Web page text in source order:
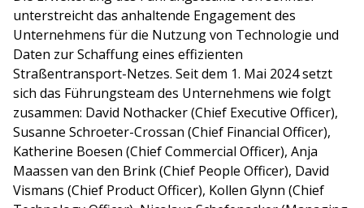
unterstreicht das anhaltende Engagement des
Unternehmens für die Nutzung von Technologie und
Daten zur Schaffung eines effizienten
Straßentransport-Netzes. Seit dem 1. Mai 2024 setzt
sich das Führungsteam des Unternehmens wie folgt
zusammen: David Nothacker (Chief Executive Officer),
Susanne Schroeter-Crossan (Chief Financial Officer),
Katherine Boesen (Chief Commercial Officer), Anja
Maassen van den Brink (Chief People Officer), David
Vismans (Chief Product Officer), Kollen Glynn (Chief